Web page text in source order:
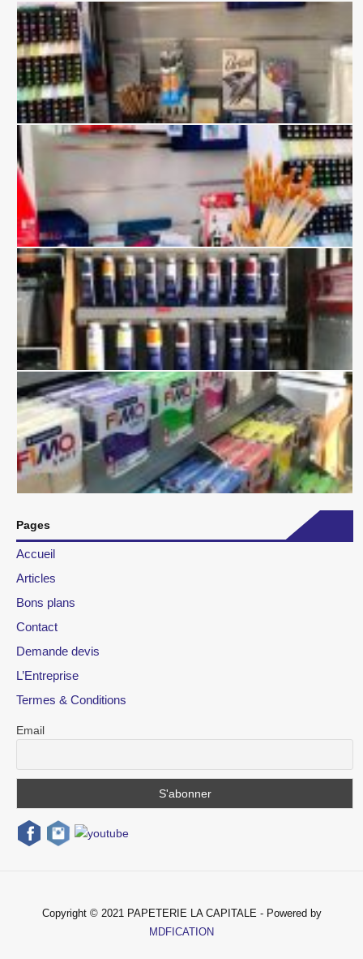
Pages
Accueil
Articles
Bons plans
Contact
Demande devis
L’Entreprise
Termes & Conditions
Email
Copyright © 2021 PAPETERIE LA CAPITALE - Powered by
MDFICATION